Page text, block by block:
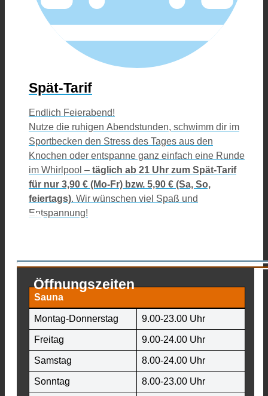
Spät-Tarif
Endlich Feierabend!
Nutze die ruhigen Abendstunden, schwimm dir im
Sportbecken den Stress des Tages aus den
Knochen oder entspanne ganz einfach eine Runde
im Whirlpool – täglich ab 21 Uhr zum Spät-Tarif
für nur 3,90 € (Mo-Fr) bzw. 5,90 € (Sa, So,
feiertags). Wir wünschen viel Spaß und
Entspannung!
Öffnungszeiten
Sauna
Montag-Donnerstag 9.00-23.00 Uhr
Freitag 9.00-24.00 Uhr
Samstag 8.00-24.00 Uhr
Sonntag 8.00-23.00 Uhr